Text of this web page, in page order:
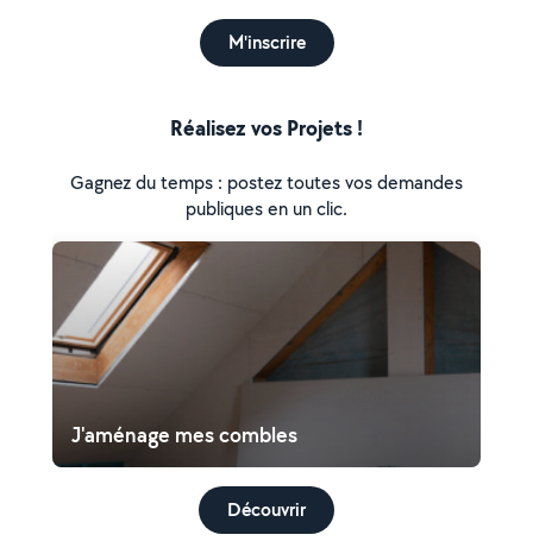
M'inscrire
Réalisez vos Projets !
Gagnez du temps : postez toutes vos demandes
publiques en un clic.
J'aménage mes combles
Découvrir